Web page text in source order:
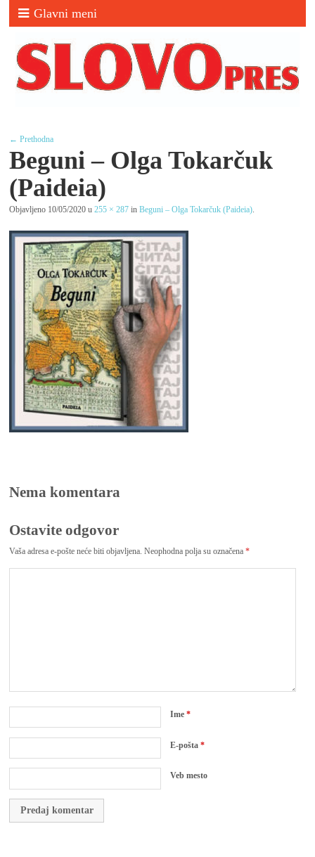
Glavni meni
← Prethodna
Beguni – Olga Tokarčuk
(Paideia)
Objavljeno 10/05/2020 u255 × 287 inBeguni – Olga Tokarčuk (Paideia).
Nema komentara
Ostavite odgovor
Vaša adresa e-pošte neće biti objavljena. Neophodna polja su označena*
Ime*
E-pošta*
Veb mesto